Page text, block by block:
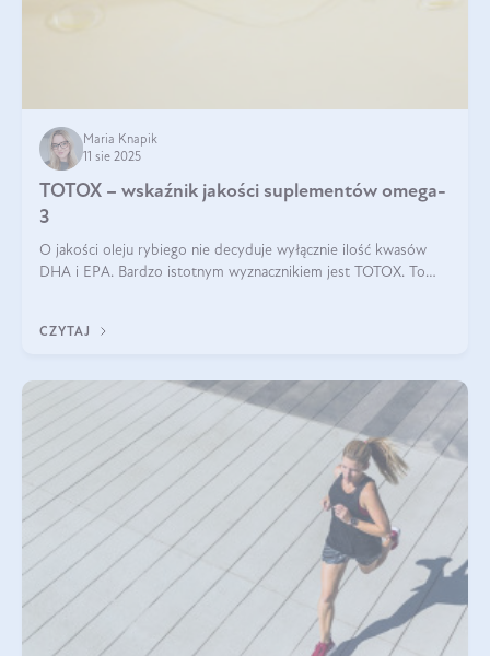
Maria Knapik
11 sie 2025
TOTOX – wskaźnik jakości suplementów omega-
3
O jakości oleju rybiego nie decyduje wyłącznie ilość kwasów
DHA i EPA. Bardzo istotnym wyznacznikiem jest TOTOX. To
CZYTAJ